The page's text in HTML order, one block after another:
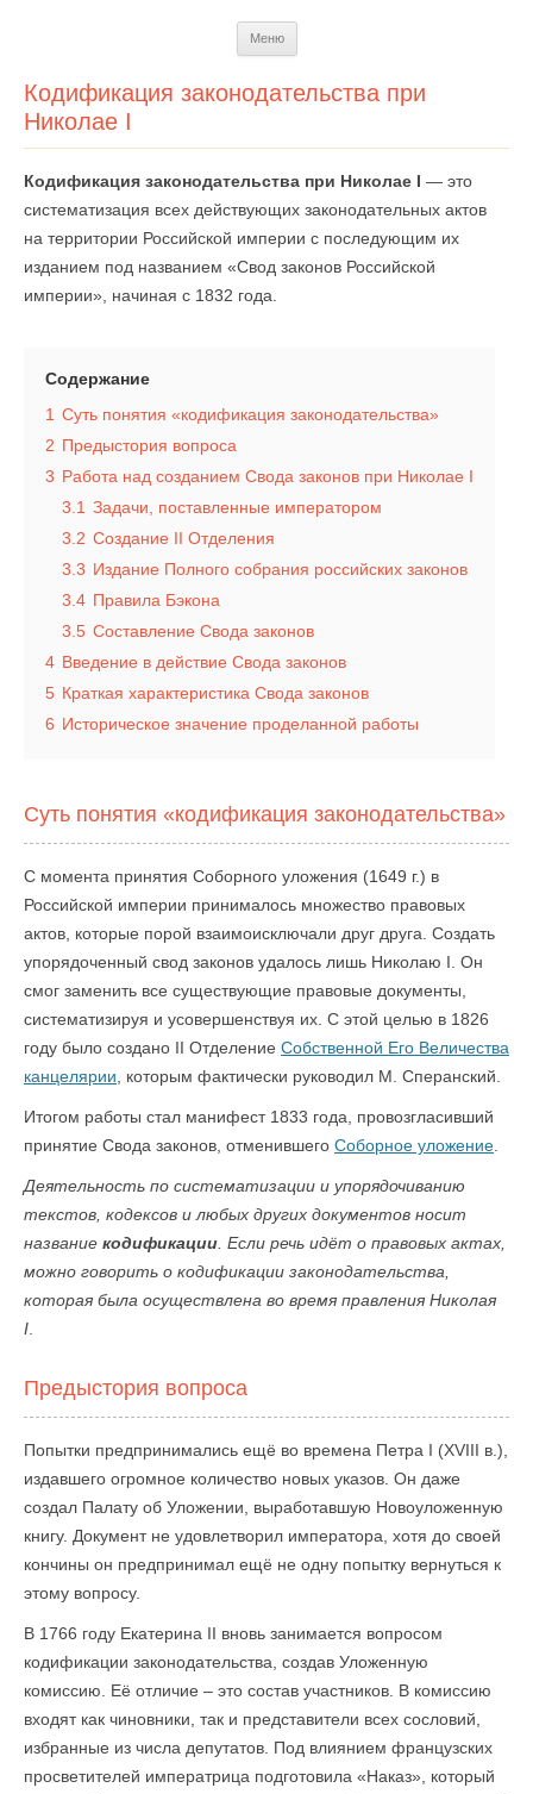
Меню
Кодификация законодательства при
Николае I
Кодификация законодательства при Николае I — это
систематизация всех действующих законодательных актов
на территории Российской империи с последующим их
изданием под названием «Свод законов Российской
империи», начиная с 1832 года.
Содержание
1 Суть понятия «кодификация законодательства»
2 Предыстория вопроса
3 Работа над созданием Свода законов при Николае I
3.1 Задачи, поставленные императором
3.2 Создание II Отделения
3.3 Издание Полного собрания российских законов
3.4 Правила Бэкона
3.5 Составление Свода законов
4 Введение в действие Свода законов
5 Краткая характеристика Свода законов
6 Историческое значение проделанной работы
Суть понятия «кодификация законодательства»
С момента принятия Соборного уложения (1649 г.) в
Российской империи принималось множество правовых
актов, которые порой взаимоисключали друг друга. Создать
упорядоченный свод законов удалось лишь Николаю I. Он
смог заменить все существующие правовые документы,
систематизируя и усовершенствуя их. С этой целью в 1826
году было создано II Отделение Собственной Его Величества
канцелярии , которым фактически руководил М. Сперанский.
Итогом работы стал манифест 1833 года, провозгласивший
принятие Свода законов, отменившего Соборное уложение
Деятельность по систематизации и упорядочиванию
текстов, кодексов и любых других документов носит
название кодификации . Если речь идёт о правовых актах,
можно говорить о кодификации законодательства,
которая была осуществлена во время правления Николая
I
Предыстория вопроса
Попытки предпринимались ещё во времена Петра I (XVIII в.),
издавшего огромное количество новых указов. Он даже
создал Палату об Уложении, выработавшую Новоуложенную
книгу. Документ не удовлетворил императора, хотя до своей
кончины он предпринимал ещё не одну попытку вернуться к
этому вопросу.
В 1766 году Екатерина II вновь занимается вопросом
кодификации законодательства, создав Уложенную
комиссию. Её отличие – это состав участников. В комиссию
входят как чиновники, так и представители всех сословий,
избранные из числа депутатов. Под влиянием французских
просветителей императрица подготовила «Наказ», который